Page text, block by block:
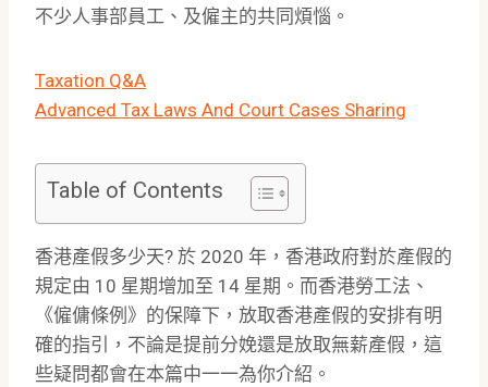
不少人事部員工、及僱主的共同煩惱。
Taxation Q&A
Advanced Tax Laws And Court Cases Sharing
Table of Contents
香港產假多少天? 於 2020 年，香港政府對於產假的
規定由 10 星期增加至 14 星期。而香港勞工法、
《僱傭條例》的保障下，放取香港產假的安排有明
確的指引，不論是提前分娩還是放取無薪產假，這
些疑問都會在本篇中一一為你介紹。